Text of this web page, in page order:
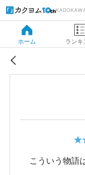
ホーム ランキ
こういう物語